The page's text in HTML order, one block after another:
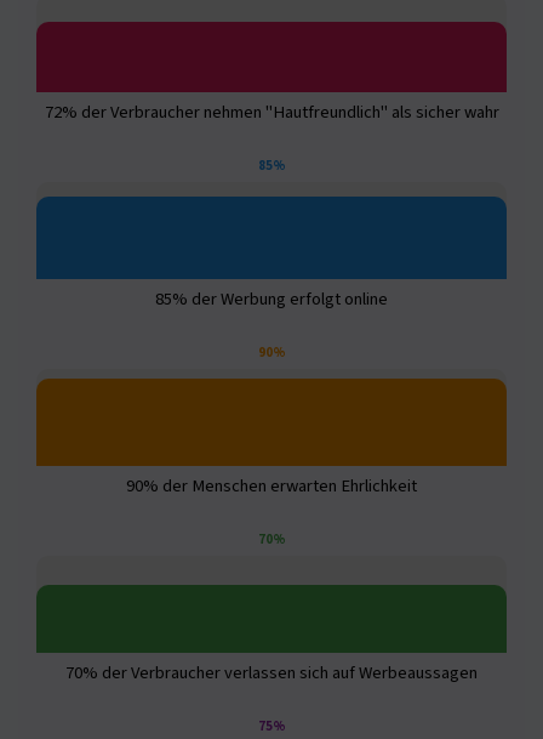
72% der Verbraucher nehmen "Hautfreundlich" als sicher wahr
85%
85% der Werbung erfolgt online
90%
90% der Menschen erwarten Ehrlichkeit
70%
70% der Verbraucher verlassen sich auf Werbeaussagen
75%